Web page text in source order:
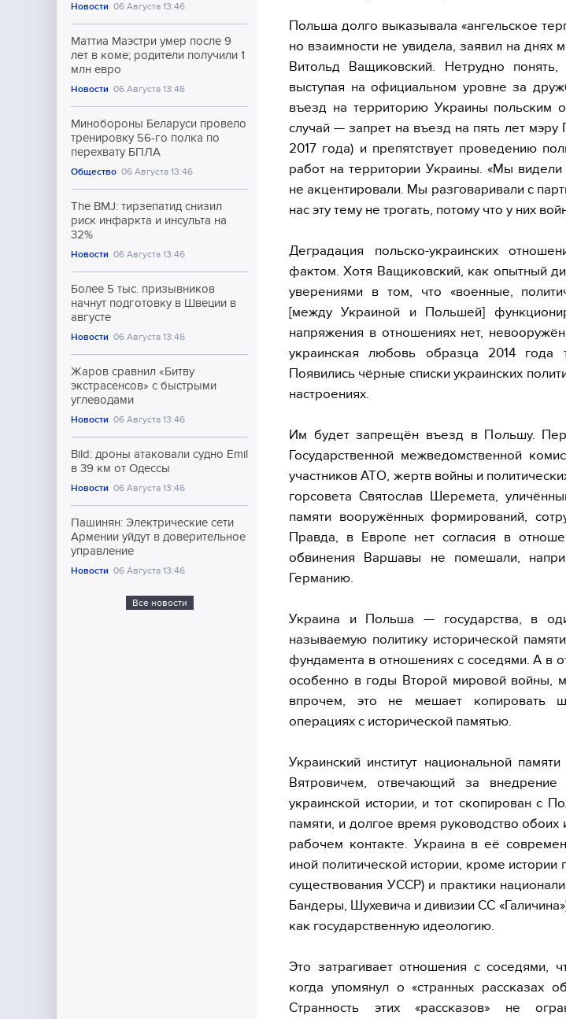
Новости 06 Августа 13:46
Маттиа Маэстри умер после 9
лет в коме; родители получили 1
млн евро
Новости 06 Августа 13:46
Минобороны Беларуси провело
тренировку 56-го полка по
перехвату БПЛА
Общество 06 Августа 13:46
The BMJ: тирзепатид снизил
риск инфаркта и инсульта на
32%
Новости 06 Августа 13:46
Более 5 тыс. призывников
начнут подготовку в Швеции в
августе
Новости 06 Августа 13:46
Жаров сравнил «Битву
экстрасенсов» с быстрыми
углеводами
Новости 06 Августа 13:46
Bild: дроны атаковали судно Emil
в 39 км от Одессы
Новости 06 Августа 13:46
Пашинян: Электрические сети
Армении уйдут в доверительное
управление
Новости 06 Августа 13:46
Все новости
Польша долго выказывала «ангельское
но взаимности не увидела, заявил на днях
Витольд Ващиковский. Нетрудно
выступая на официальном уровне за
въезд на территорию Украины польским
случай — запрет на въезд на пять лет
2017 года) и препятствует проведению
работ на территории Украины. «Мы
не акцентировали. Мы разговаривали с
нас эту тему не трогать, потому что у них
Деградация польско-украинских
фактом. Хотя Ващиковский, как опытный
уверениями в том, что «военные,
[между Украиной и Польшей]
напряжения в отношениях нет,
украинская любовь образца 2014 года
Появились чёрные списки украинских
настроениях.
Им будет запрещён въезд в Польшу.
Государственной межведомственной
участников АТО, жертв войны и
горсовета Святослав Шеремета,
памяти вооружённых формирований,
Правда, в Европе нет согласия в
обвинения Варшавы не помешали,
Германию.
Украина и Польша — государства, в
называемую политику исторической
фундамента в отношениях с соседями. А в
особенно в годы Второй мировой войны,
впрочем, это не мешает копировать
операциях с исторической памятью.
Украинский институт национальной
Вятровичем, отвечающий за внедрение
украинской истории, и тот скопирован с
памяти, и долгое время руководство обоих
рабочем контакте. Украина в её
иной политической истории, кроме
существования УССР) и практики
Бандеры, Шухевича и дивизии СС
как государственную идеологию.
Это затрагивает отношения с соседями,
когда упомянул о «странных рассказах
Странность этих «рассказов» не